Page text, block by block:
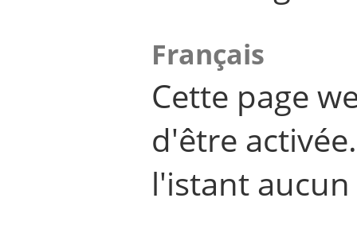
Français
Cette page
d'être
l'istant